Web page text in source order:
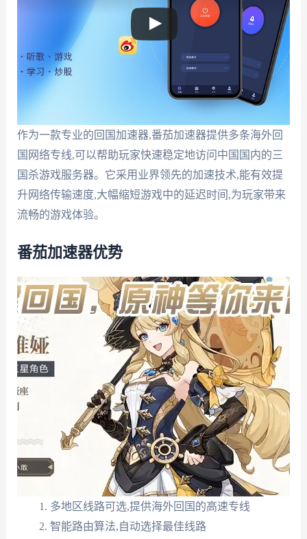
作为一款专业的回国加速器,番茄加速器提供多条海外回
国网络专线,可以帮助玩家快速稳定地访问中国国内的三
国杀游戏服务器。它采用业界领先的加速技术,能有效提
升网络传输速度,大幅缩短游戏中的延迟时间,为玩家带来
流畅的游戏体验。
番茄加速器优势
多地区线路可选,提供海外回国的高速专线
智能路由算法,自动选择最佳线路